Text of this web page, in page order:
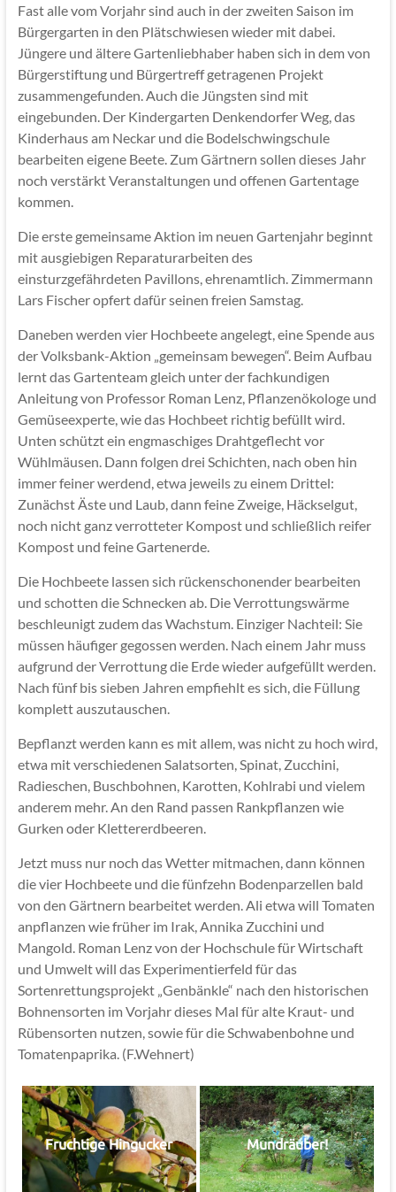
Fast alle vom Vorjahr sind auch in der zweiten Saison im
Bürgergarten in den Plätschwiesen wieder mit dabei.
Jüngere und ältere Gartenliebhaber haben sich in dem von
Bürgerstiftung und Bürgertreff getragenen Projekt
zusammengefunden. Auch die Jüngsten sind mit
eingebunden. Der Kindergarten Denkendorfer Weg, das
Kinderhaus am Neckar und die Bodelschwingschule
bearbeiten eigene Beete. Zum Gärtnern sollen dieses Jahr
noch verstärkt Veranstaltungen und offenen Gartentage
kommen.
Die erste gemeinsame Aktion im neuen Gartenjahr beginnt
mit ausgiebigen Reparaturarbeiten des
einsturzgefährdeten Pavillons, ehrenamtlich. Zimmermann
Lars Fischer opfert dafür seinen freien Samstag.
Daneben werden vier Hochbeete angelegt, eine Spende aus
der Volksbank-Aktion „gemeinsam bewegen“. Beim Aufbau
lernt das Gartenteam gleich unter der fachkundigen
Anleitung von Professor Roman Lenz, Pflanzenökologe und
Gemüseexperte, wie das Hochbeet richtig befüllt wird.
Unten schützt ein engmaschiges Drahtgeflecht vor
Wühlmäusen. Dann folgen drei Schichten, nach oben hin
immer feiner werdend, etwa jeweils zu einem Drittel:
Zunächst Äste und Laub, dann feine Zweige, Häckselgut,
noch nicht ganz verrotteter Kompost und schließlich reifer
Kompost und feine Gartenerde.
Die Hochbeete lassen sich rückenschonender bearbeiten
und schotten die Schnecken ab. Die Verrottungswärme
beschleunigt zudem das Wachstum. Einziger Nachteil: Sie
müssen häufiger gegossen werden. Nach einem Jahr muss
aufgrund der Verrottung die Erde wieder aufgefüllt werden.
Nach fünf bis sieben Jahren empfiehlt es sich, die Füllung
komplett auszutauschen.
Bepflanzt werden kann es mit allem, was nicht zu hoch wird,
etwa mit verschiedenen Salatsorten, Spinat, Zucchini,
Radieschen, Buschbohnen, Karotten, Kohlrabi und vielem
anderem mehr. An den Rand passen Rankpflanzen wie
Gurken oder Klettererdbeeren.
Jetzt muss nur noch das Wetter mitmachen, dann können
die vier Hochbeete und die fünfzehn Bodenparzellen bald
von den Gärtnern bearbeitet werden. Ali etwa will Tomaten
anpflanzen wie früher im Irak, Annika Zucchini und
Mangold. Roman Lenz von der Hochschule für Wirtschaft
und Umwelt will das Experimentierfeld für das
Sortenrettungsprojekt „Genbänkle“ nach den historischen
Bohnensorten im Vorjahr dieses Mal für alte Kraut- und
Rübensorten nutzen, sowie für die Schwabenbohne und
Tomatenpaprika. (F.Wehnert)
Fruchtige Hingucker Mundräuber!